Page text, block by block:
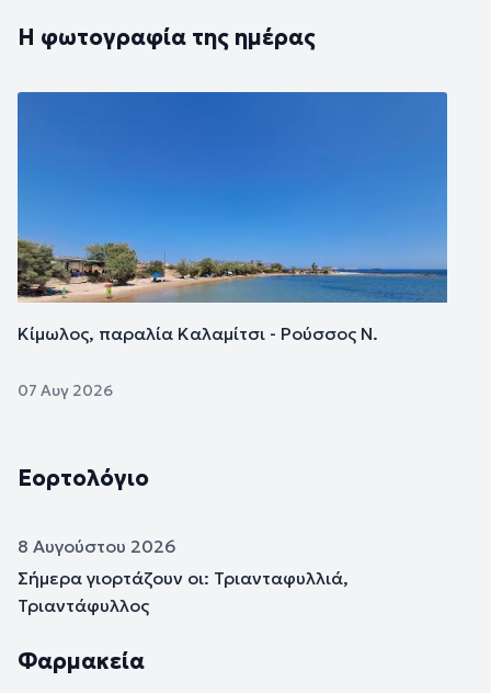
Η φωτογραφία της ημέρας
Κίμωλος, παραλία Καλαμίτσι - Ρούσσος Ν.
07 Αυγ 2026
Εορτολόγιο
8 Αυγούστου 2026
Σήμερα γιορτάζουν οι: Τριανταφυλλιά,
Τριαντάφυλλος
Φαρμακεία